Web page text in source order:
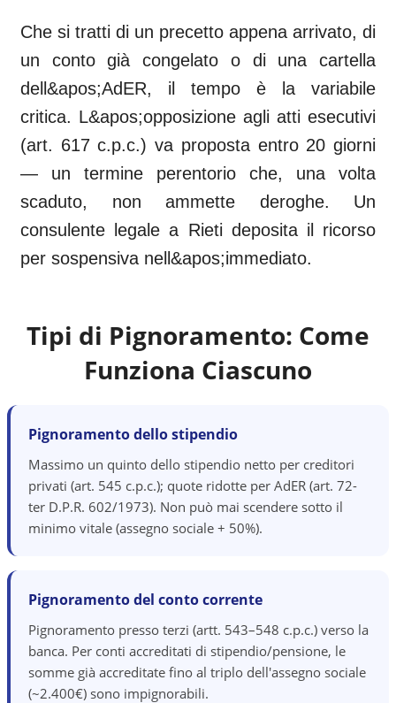
Che si tratti di un precetto appena arrivato, di
un conto già congelato o di una cartella
dell&apos;AdER, il tempo è la variabile
critica. L&apos;opposizione agli atti esecutivi
(art. 617 c.p.c.) va proposta entro 20 giorni
— un termine perentorio che, una volta
scaduto, non ammette deroghe. Un
consulente legale a Rieti deposita il ricorso
per sospensiva nell&apos;immediato.
Tipi di Pignoramento: Come
Funziona Ciascuno
Pignoramento dello stipendio
Massimo un quinto dello stipendio netto per creditori
privati (art. 545 c.p.c.); quote ridotte per AdER (art. 72-
ter D.P.R. 602/1973). Non può mai scendere sotto il
minimo vitale (assegno sociale + 50%).
Pignoramento del conto corrente
Pignoramento presso terzi (artt. 543–548 c.p.c.) verso la
banca. Per conti accreditati di stipendio/pensione, le
somme già accreditate fino al triplo dell'assegno sociale
(~2.400€) sono impignorabili.